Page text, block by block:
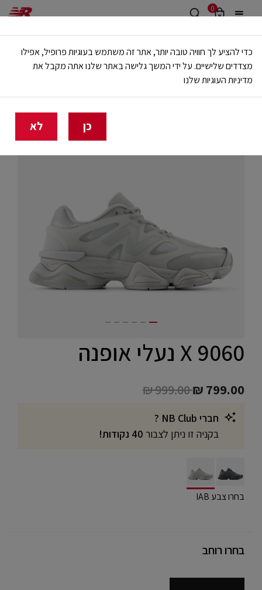
0
משלוח חינם מעל 499 ש"ח
🔥 20% הנחה על כל הביגוד באתר ובחנויות - לזמן מוגבל
בית גברים SHOP BY STYLE
9060
9060 X נעלי אופנה
Price reduced from
₪ 999.00to
₪ 799.00
חברי NB Club ?
בקניה זו ניתן לצבור
selected בחרו צבע IAB
בחרו רוחב
כדי להציע לך חוויה טובה יותר, אתר זה משתמש בעוגיות פרופיל, אפילו
מצדדים שלישיים. על ידי המשך גלישה באתר שלנו אתה מקבל את
מדיניות העוגיות שלנו
כן לא